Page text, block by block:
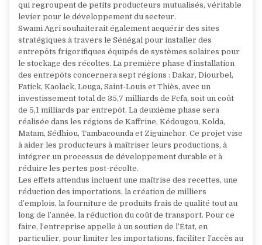
qui regroupent de petits producteurs mutualisés, véritable
levier pour le développement du secteur.
Swami Agri souhaiterait également acquérir des sites
stratégiques à travers le Sénégal pour installer des
entrepôts frigorifiques équipés de systèmes solaires pour
le stockage des récoltes. La première phase d’installation
des entrepôts concernera sept régions : Dakar, Diourbel,
Fatick, Kaolack, Louga, Saint-Louis et Thiès, avec un
investissement total de 35,7 milliards de Fcfa, soit un coût
de 5,1 milliards par entrepôt. La deuxième phase sera
réalisée dans les régions de Kaffrine, Kédougou, Kolda,
Matam, Sédhiou, Tambacounda et Ziguinchor. Ce projet vise
à aider les producteurs à maîtriser leurs productions, à
intégrer un processus de développement durable et à
réduire les pertes post-récolte.
Les effets attendus incluent une maîtrise des recettes, une
réduction des importations, la création de milliers
d’emplois, la fourniture de produits frais de qualité tout au
long de l’année, la réduction du coût de transport. Pour ce
faire, l’entreprise appelle à un soutien de l’État, en
particulier, pour limiter les importations, faciliter l’accès au